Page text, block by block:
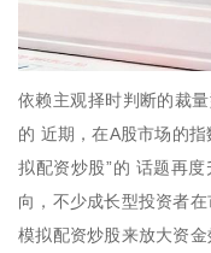
依赖主观择时判断的裁
的 近期，在A股市场的
拟配资炒股”的 话题再
向，不少成长型投资者
模拟配资炒股来放大资